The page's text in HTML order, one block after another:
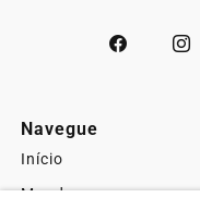
Navegue
Início
Mundo